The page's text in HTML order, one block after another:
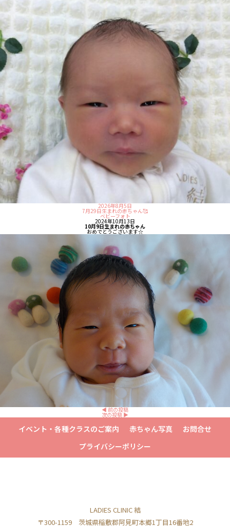
2026年8月5日
7月29日生まれの赤ちゃん🥰
ベビーフォト
2024年10月13日
10月9日生まれの赤ちゃん
おめでとうございます☆
◀︎ 前の投稿
次の投稿 ▶︎
イベント・各種クラスのご案内 赤ちゃん写真
お問合せ
プライバシーポリシー
LADIES CLINIC 結
〒300-1159 茨城県稲敷郡阿見町本郷1丁目16番地2